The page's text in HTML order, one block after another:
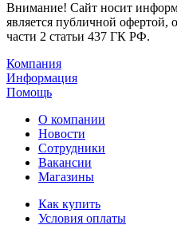
Внимание! Сайт носит
является публичной офертой,
части 2 статьи 437 ГК РФ.
Компания
Информация
Помощь
О компании
Новости
Сотрудники
Вакансии
Магазины
Как купить
Условия оплаты